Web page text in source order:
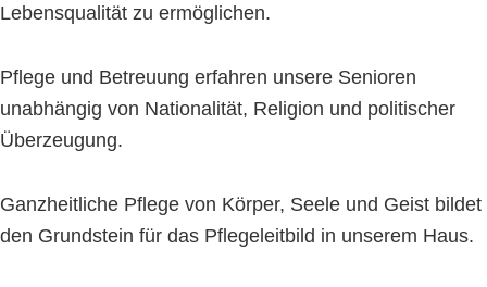
Lebensqualität zu ermöglichen.
Pflege und Betreuung erfahren unsere Senioren
unabhängig von Nationalität, Religion und politischer
Überzeugung.
Ganzheitliche Pflege von Körper, Seele und Geist bildet
den Grundstein für das Pflegeleitbild in unserem Haus.